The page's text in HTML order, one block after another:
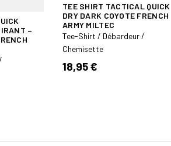
–
TEE SHIRT TACTICAL QUICK
DRY DARK COYOTE FRENCH
ARMY MILTEC
Tee-Shirt / Débardeur /
Chemisette
18,95 €